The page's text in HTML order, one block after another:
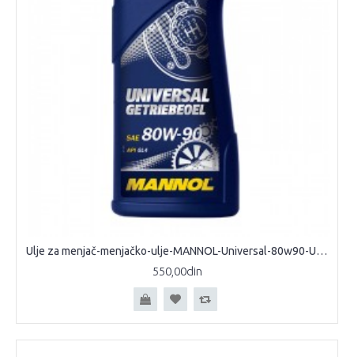
Ulje za menjač-menjačko-ulje-MANNOL-Universal-80w90-Ulje-za-manuelne-menjače-diferencijale
550,00din